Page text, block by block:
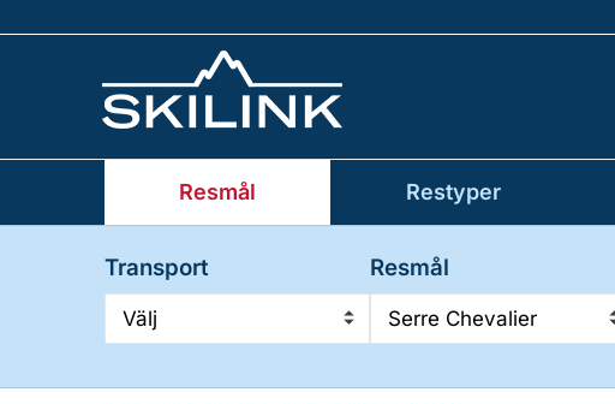
Resmål Restyper
Transport
Välj
Resmål
Serre Chevalier